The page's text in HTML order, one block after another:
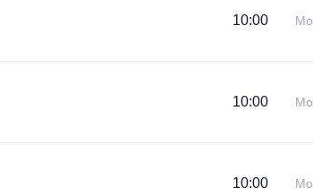
10:00
10:00
10:00